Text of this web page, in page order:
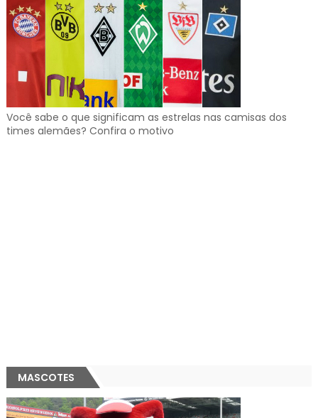
Você sabe o que significam as estrelas nas camisas dos
times alemães? Confira o motivo
MASCOTES